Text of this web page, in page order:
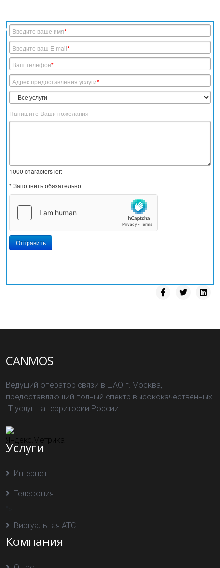
Форма заказа Цифрового ТВ
Введите ваше имя*
Введите ваш E-mail*
Ваш телефон*
Адрес предоставления услуги*
Напишите Ваши пожелания
1000 characters left
* Заполнить обязательно
Отправить
CANMOS
Ведущий оператор связи в ЦАО г. Москва,
предоставляющий полный спектр высококачественных
IT услуг на территории России.
Услуги
Интернет
Телефония
Виртуальная АТС
Компания